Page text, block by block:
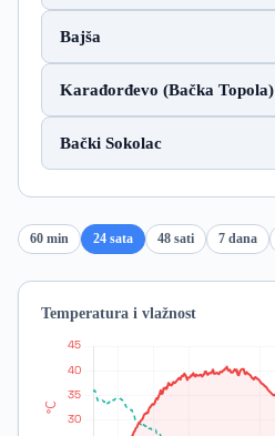
Bajša
Karađorđevo (Bačka Topola)
Bački Sokolac
60 min 24 sata 48 sati 7 dana
Temperatura i vlažnost